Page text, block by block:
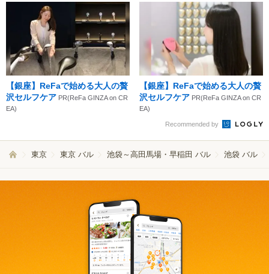
【銀座】ReFaで始める大人の贅
沢セルフケア PR(ReFa GINZA on CR
EA)
【銀座】ReFaで始める大人の贅
沢セルフケア PR(ReFa GINZA on CR
EA)
Recommended by
東京 東京 バル 池袋～高田馬場・早稲田 バル 池袋 バル